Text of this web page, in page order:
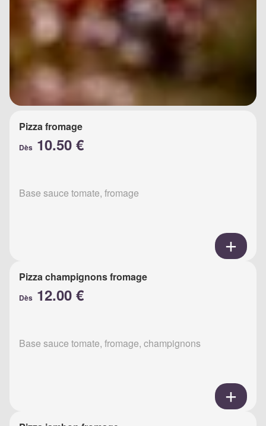
Pizza fromage
Dès 10.50 €
Base sauce tomate, fromage
Pizza champignons fromage
Dès 12.00 €
Base sauce tomate, fromage, champignons